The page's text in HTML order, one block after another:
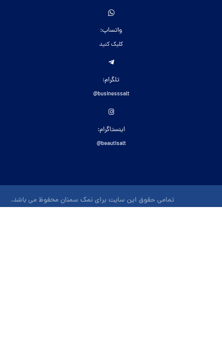
واتساپ:
کلیک کنید
تلگرام:
businesssalt@
اینستاگرام:
beautisalt@
تمامی حقوق این سایت برای نمک سمنان محفوظ می باشد.